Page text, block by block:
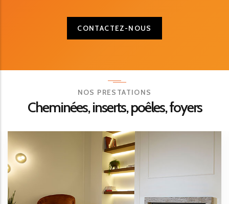
CONTACTEZ-NOUS
NOS PRESTATIONS
Cheminées, inserts, poêles, foyers